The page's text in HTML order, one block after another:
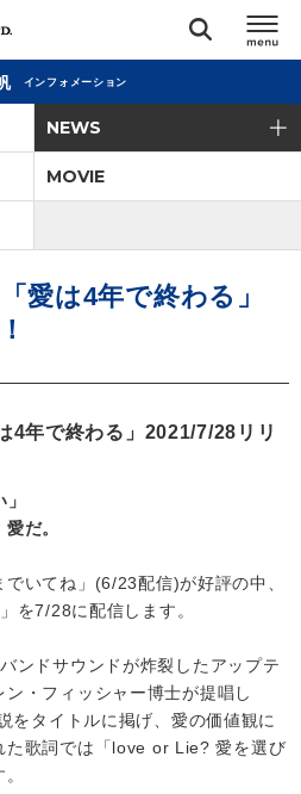
閉じる
インフォメーション
NEWS
MOVIE
愛は4年で終わる」
4年で終わる」2021/7/28リリ
だ。
いてね」(6/23配信)が好評の中、
を7/28に配信します。
ンドサウンドが炸裂したアップテ
・フィッシャー博士が提唱し
をタイトルに掲げ、愛の価値観に
た歌詞では「love or Lie? 愛を選び